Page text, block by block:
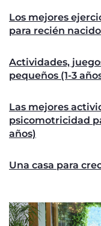
Los mejores
para recién
Actividades,
pequeños (1-3
Las mejores
psicomotricidad
años)
Una casa para